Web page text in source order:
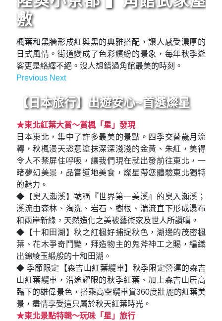
敷
楓葉和黑牆形成紅與黑的典雅搭配，讓人感受濃厚的
日式風情。街道變成了色彩繽紛的景象，每年秋季遊
客更是絡繹不絕。沒人想錯過角館最美的時刻。
Previous Previous
NextNext
【日本旅行】出遊安心~首選燦星
★東北紅葉大賞～賞楓「星」發現
日本東北，集中了許多最美的景點。四季交替歲月流
轉，秋楓漫天恣意塗抹深深淺淺的金黃、朱紅，美得
令人不禁屏住呼吸，讓我們現在就出發前往東北，一
睹夢幻美景，品嘗道地美食，燦星帶您體驗東北獨特
的魅力。
◆【奧入瀨溪】號稱『世界第一美溪』的奧入瀨溪；
溪流由森林、淘洗、岩石、樹根、湍流直下形成瀑布
和兩岸新綠，天然造化之美被藝術家及世人所讚嘆。
◆【十和田湖】秋之紅楓好捕捉秋色，湖邊的茂密楓
葉、花木爭奇鬥豔，拜造物主的鬼斧神工之賜，編織
出錦綾玉緞般的十和田湖。
◆ 季節限定【森吉山紅葉纜車】秋季限定營運的森吉
山紅葉纜車，沿途耀眼的秋季紅葉、加上森吉山居高
臨下的雄偉景色，搭乘高空纜車賞360度壯麗的紅葉美
景，盡情享受這只屬於秋天紅葉時光。
★東北景點特輯～玩味「星」旅行